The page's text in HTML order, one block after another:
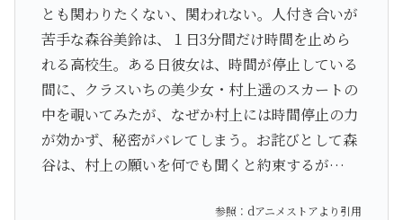
とも関わりたくない、関われない。人付き合いが
苦手な森谷美鈴は、１日3分間だけ時間を止めら
れる高校生。ある日彼女は、時間が停止している
間に、クラスいちの美少女・村上遥のスカートの
中を覗いてみたが、なぜか村上には時間停止の力
が効かず、秘密がバレてしまう。お詫びとして森
谷は、村上の願いを何でも聞くと約束するが…
参照：dアニメストアより引用